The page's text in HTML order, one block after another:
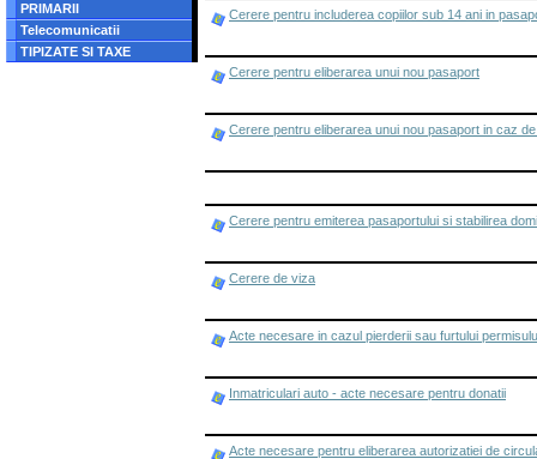
PRIMARII
Telecomunicatii
TIPIZATE SI TAXE
Cerere pentru includerea copiilor sub 14 ani in
Cerere pentru eliberarea unui nou pasaport
Cerere pentru eliberarea unui nou pasaport in caz
Cerere pentru emiterea pasaportului si stabilirea
Cerere de viza
Acte necesare in cazul pierderii sau furtului
Inmatriculari auto - acte necesare pentru donatii
Acte necesare pentru eliberarea autorizatiei de